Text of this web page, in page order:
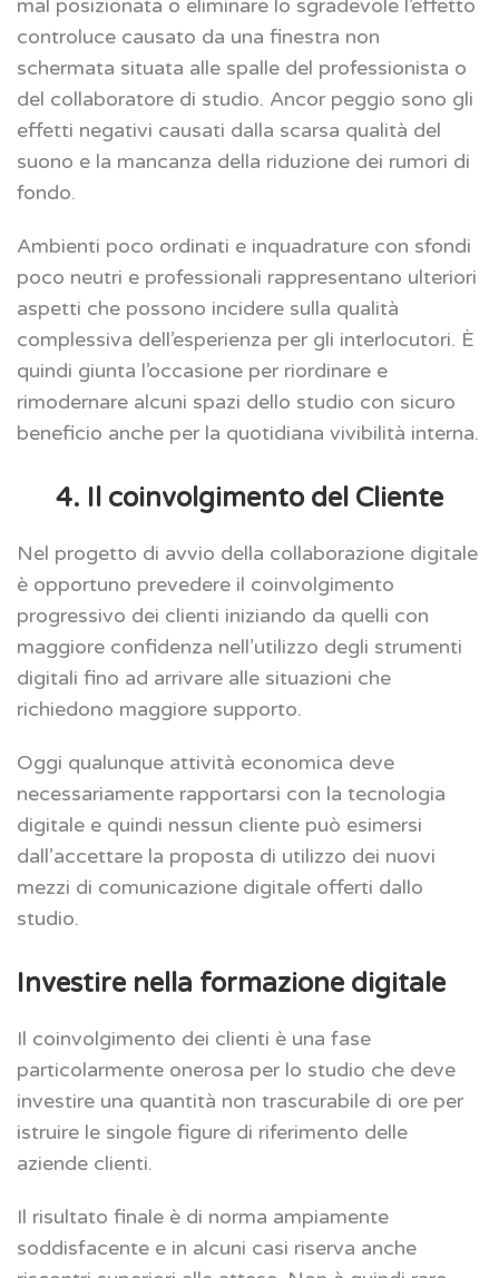
mal posizionata o eliminare lo sgradevole l’effetto
controluce causato da una finestra non
schermata situata alle spalle del professionista o
del collaboratore di studio. Ancor peggio sono gli
effetti negativi causati dalla scarsa qualità del
suono e la mancanza della riduzione dei rumori di
fondo.
Ambienti poco ordinati e inquadrature con sfondi
poco neutri e professionali rappresentano ulteriori
aspetti che possono incidere sulla qualità
complessiva dell’esperienza per gli interlocutori. È
quindi giunta l’occasione per riordinare e
rimodernare alcuni spazi dello studio con sicuro
beneficio anche per la quotidiana vivibilità interna.
4. Il coinvolgimento del Cliente
Nel progetto di avvio della collaborazione digitale
è opportuno prevedere il coinvolgimento
progressivo dei clienti iniziando da quelli con
maggiore confidenza nell’utilizzo degli strumenti
digitali fino ad arrivare alle situazioni che
richiedono maggiore supporto.
Oggi qualunque attività economica deve
necessariamente rapportarsi con la tecnologia
digitale e quindi nessun cliente può esimersi
dall’accettare la proposta di utilizzo dei nuovi
mezzi di comunicazione digitale offerti dallo
studio.
Investire nella formazione digitale
Il coinvolgimento dei clienti è una fase
particolarmente onerosa per lo studio che deve
investire una quantità non trascurabile di ore per
istruire le singole figure di riferimento delle
aziende clienti.
Il risultato finale è di norma ampiamente
soddisfacente e in alcuni casi riserva anche